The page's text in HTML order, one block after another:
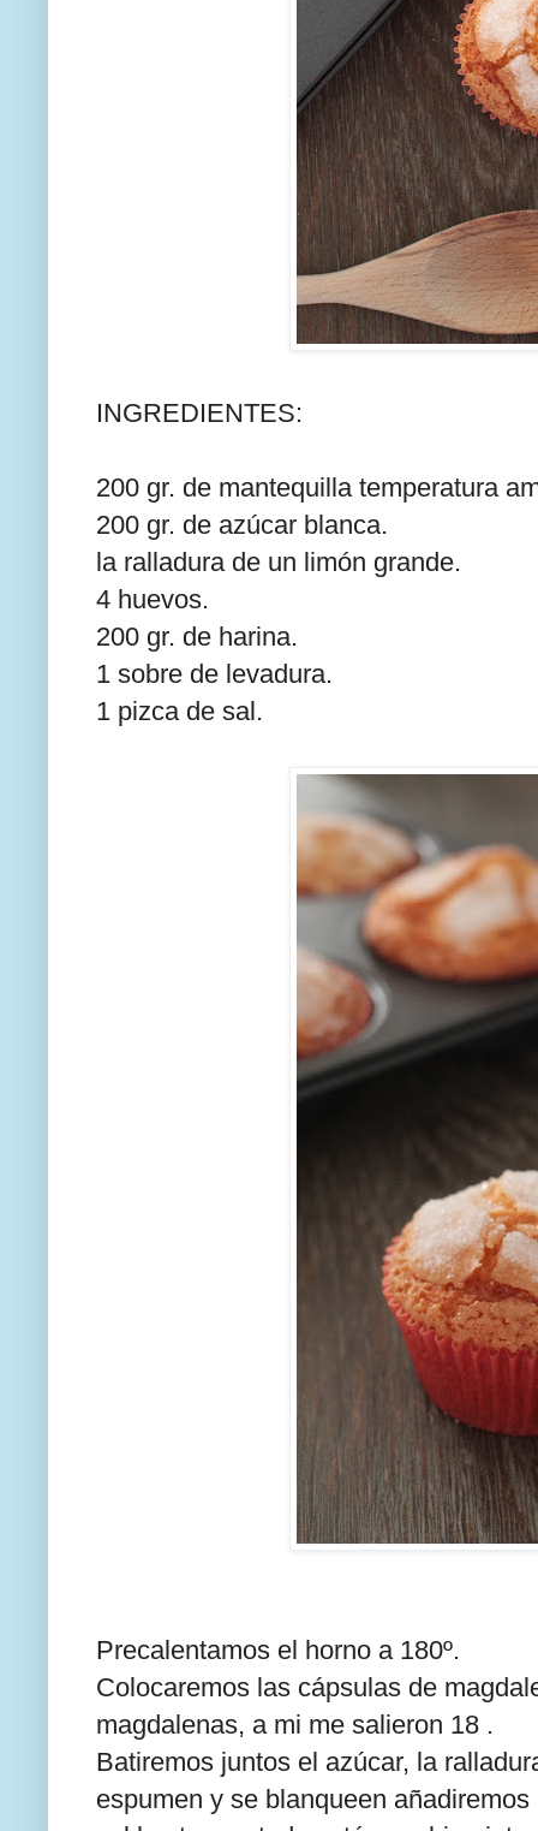
INGREDIENTES:
200 gr. de mantequilla temperatura
200 gr. de azúcar blanca.
la ralladura de un limón grande.
4 huevos.
200 gr. de harina.
1 sobre de levadura.
1 pizca de sal.
Precalentamos el horno a 180º.
Colocaremos las cápsulas de
magdalenas, a mi me salieron 18 .
Batiremos juntos el azúcar, la
espumen y se blanqueen